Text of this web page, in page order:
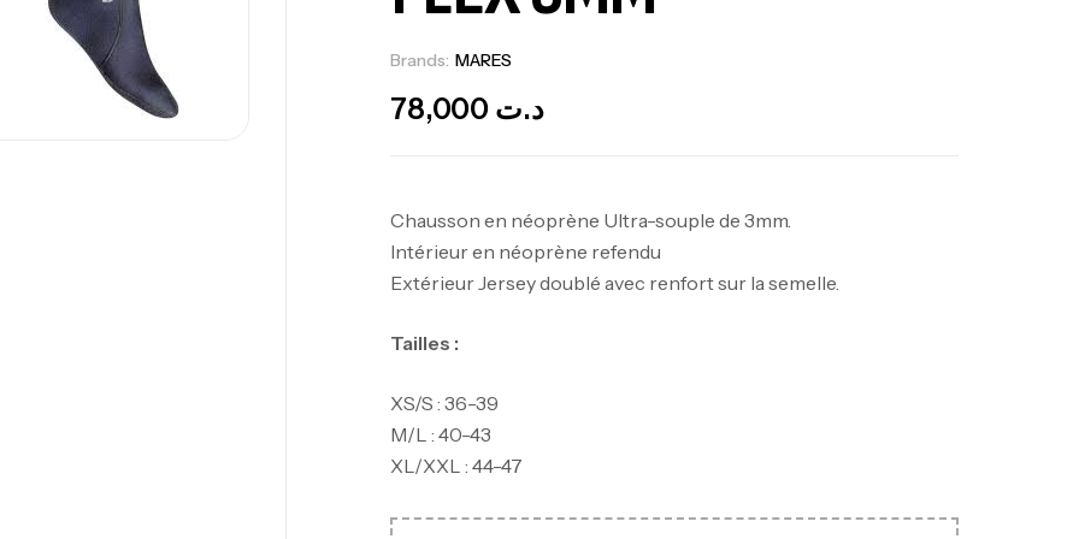
Brands: MARES
د.ت 78,000
Chausson en néoprène Ultra-souple de 3mm.
Intérieur en néoprène refendu
Extérieur Jersey doublé avec renfort sur la semelle.
Tailles :
XS/S : 36-39
M/L : 40-43
XL/XXL : 44-47